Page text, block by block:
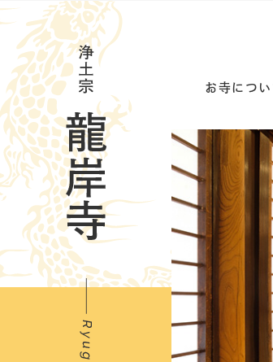
お寺につい